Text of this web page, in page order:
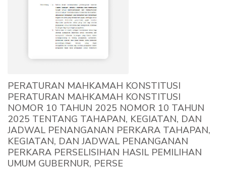
PERATURAN MAHKAMAH KONSTITUSI
PERATURAN MAHKAMAH KONSTITUSI
NOMOR 10 TAHUN 2025 NOMOR 10 TAHUN
2025 TENTANG TAHAPAN, KEGIATAN, DAN
JADWAL PENANGANAN PERKARA TAHAPAN,
KEGIATAN, DAN JADWAL PENANGANAN
PERKARA PERSELISIHAN HASIL PEMILIHAN
UMUM GUBERNUR, PERSE